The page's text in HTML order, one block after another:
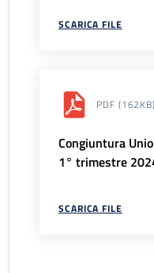
SCARICA FILE
PDF (162KB)
Congiuntura
1° trimestre
SCARICA FILE